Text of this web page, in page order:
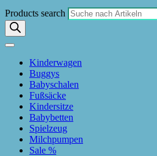
Products search
Kinderwagen
Buggys
Babyschalen
Fußsäcke
Kindersitze
Babybetten
Spielzeug
Milchpumpen
Sale %